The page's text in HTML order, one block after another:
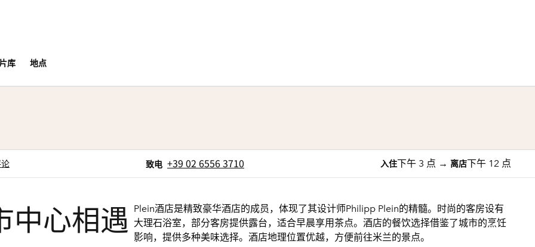
库 地点
致电
电话 +39 02 6556 3710 入住下午 3 点 → 离店下午 12 点
中心相遇
Plein酒店是精致豪华酒店的成员，体现了其设计师Philipp Plein的精髓。时尚的客房设有
大理石浴室，部分客房提供露台，适合早晨享用茶点。酒店的餐饮选择借鉴了城市的烹饪
影响，提供多种美味选择。酒店地理位置优越，方便前往米兰的景点。